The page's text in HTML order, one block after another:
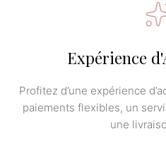
Expérience
Profitez d’une expérience
paiements flexibles, un
une